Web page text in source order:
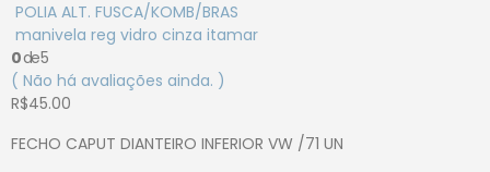
POLIA ALT. FUSCA/KOMB/BRAS
manivela reg vidro cinza itamar
0de 5
( Não há avaliações ainda. )
R$45.00
FECHO CAPUT DIANTEIRO INFERIOR VW /71 UN